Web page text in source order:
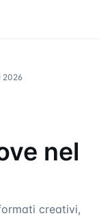
2026
nel
creativi,